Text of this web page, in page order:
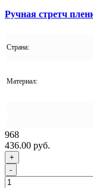
Ручная стретч
Страна:
Материал:
968
436.00 руб.
+
-